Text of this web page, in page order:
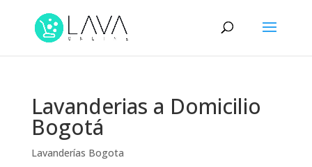
Lavanderias a Domicilio
Bogotá
Lavanderías Bogota